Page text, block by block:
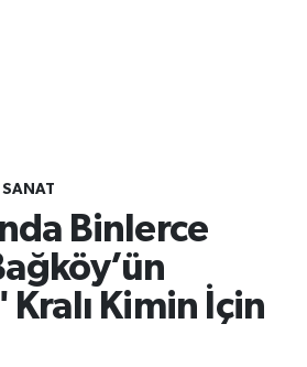
SANAT
Binlerce
Kralı Kimin İçin